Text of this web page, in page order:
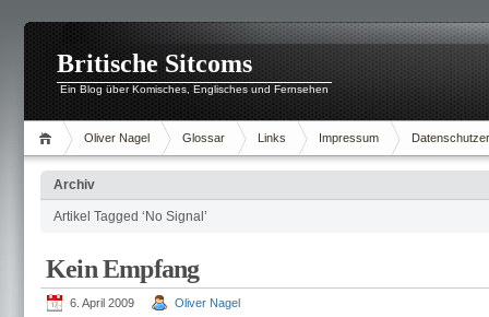
Britische Sitcoms
Ein Blog über Komisches, Englisches und Fernsehen
Oliver Nagel Glossar Links Impressum
Archiv
Artikel Tagged ‘No Signal’
Kein Empfang
6. April 2009 Oliver Nagel